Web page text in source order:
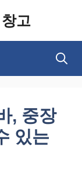
고
, 중장
있는